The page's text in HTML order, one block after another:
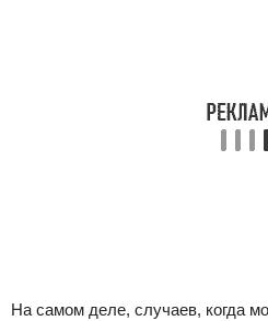
На самом деле, случаев, когда